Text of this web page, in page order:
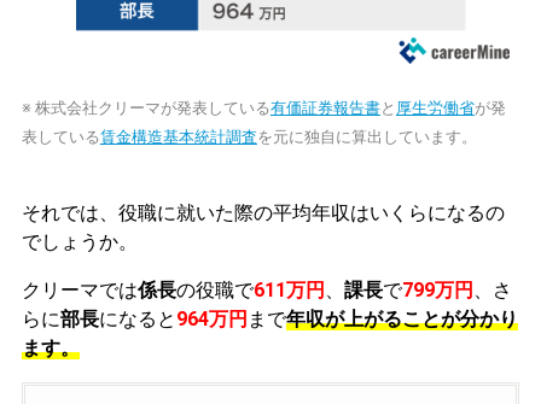
※ 株式会社クリーマが発表している有価証券報告書と 厚生労働省が発
表している賃金構造基本統計調査を元に独自に算出しています。
それでは、役職に就いた際の平均年収はいくらになるの
でしょうか。
クリーマでは係長の役職で611万円 課長で799万円
、さ
らに部長になると 964万円 まで年収が上がることが分かり
ます。